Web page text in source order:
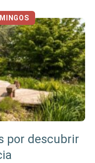
una […]
por descubrir